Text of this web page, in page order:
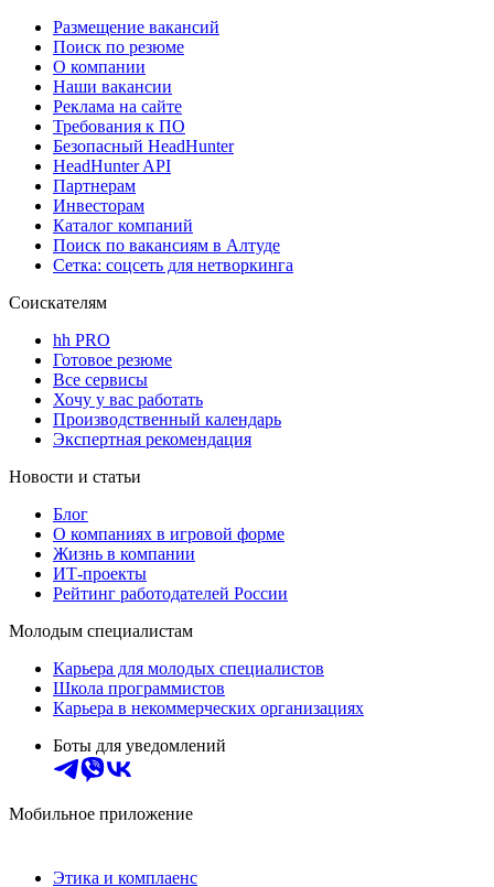
Размещение вакансий
Поиск по резюме
О компании
Наши вакансии
Реклама на сайте
Требования к ПО
Безопасный HeadHunter
HeadHunter API
Партнерам
Инвесторам
Каталог компаний
Поиск по вакансиям в Алтуде
Сетка: соцсеть для нетворкинга
Соискателям
hh PRO
Готовое резюме
Все сервисы
Хочу у вас работать
Производственный календарь
Экспертная рекомендация
Новости и статьи
Блог
О компаниях в игровой форме
Жизнь в компании
ИТ-проекты
Рейтинг работодателей России
Молодым специалистам
Карьера для молодых специалистов
Школа программистов
Карьера в некоммерческих организациях
Боты для уведомлений
Мобильное приложение
Этика и комплаенс